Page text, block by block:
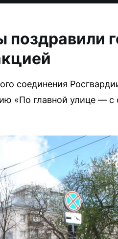
поздравили
соединения
«По главной улице — с